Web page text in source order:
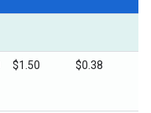
$1.50 $0.38